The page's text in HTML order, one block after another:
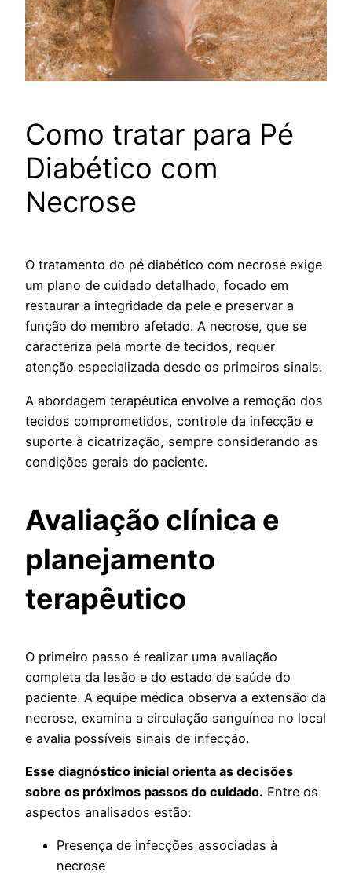
Como tratar para Pé
Diabético com
Necrose
O tratamento do pé diabético com necrose exige
um plano de cuidado detalhado, focado em
restaurar a integridade da pele e preservar a
função do membro afetado. A necrose, que se
caracteriza pela morte de tecidos, requer
atenção especializada desde os primeiros sinais.
A abordagem terapêutica envolve a remoção dos
tecidos comprometidos, controle da infecção e
suporte à cicatrização, sempre considerando as
condições gerais do paciente.
Avaliação clínica e
planejamento
terapêutico
O primeiro passo é realizar uma avaliação
completa da lesão e do estado de saúde do
paciente. A equipe médica observa a extensão da
necrose, examina a circulação sanguínea no local
e avalia possíveis sinais de infecção.
Esse diagnóstico inicial orienta as decisões
sobre os próximos passos do cuidado. Entre os
aspectos analisados estão:
Presença de infecções associadas à
necrose